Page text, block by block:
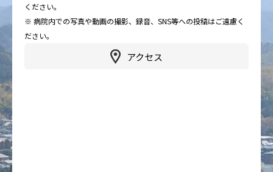
アクセス
ください。
※ 病院内での写真や動画の撮影、録音、SNS等への投稿はご遠慮く
ださい。